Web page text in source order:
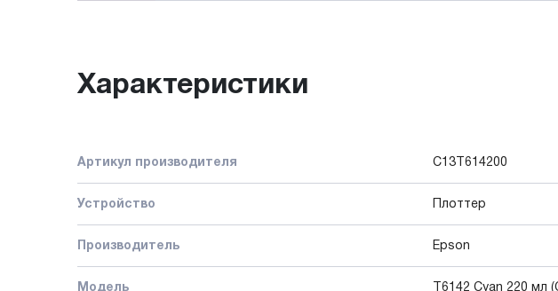
Характеристики
Артикул производителя C13T614200
Устройство Плоттер
Производитель Epson
Модель T6142 Cyan 220 мл